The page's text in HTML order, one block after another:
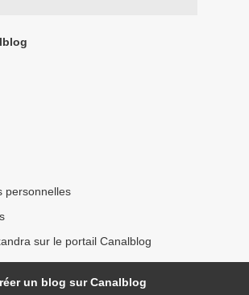
personnelles
sur le portail Canalblog
un blog sur Canalblog